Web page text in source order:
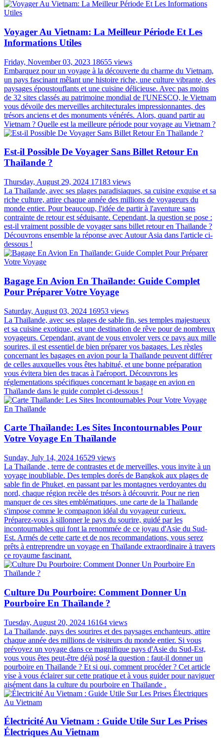
Voyager Au Vietnam: La Meilleur Période Et Les
Informations Utiles
Friday, November 03, 2023 18655 views
Embarquez pour un voyage à la découverte du charme du Vietnam,
un pays fascinant mêlant une histoire riche, une culture vibrante, des
paysages époustouflants et une cuisine délicieuse. Avec pas moins
de 32 sites classés au patrimoine mondial de l'UNESCO, le Vietnam
vous dévoile des merveilles architecturales impressionnantes, des
trésors anciens et des monuments vénérés. Alors, quand partir au
Vietnam ? Quelle est la meilleure période pour voyage au Vietnam ?
Est-il Possible De Voyager Sans Billet Retour En
Thaïlande ?
Thursday, August 29, 2024 17183 views
La Thaïlande, avec ses plages paradisiaques, sa cuisine exquise et sa
riche culture, attire chaque année des millions de voyageurs du
monde entier. Pour beaucoup, l'idée de partir à l'aventure sans
contrainte de retour est séduisante. Cependant, la question se pose :
est-il vraiment possible de voyager sans billet retour en Thaïlande ?
Découvrons ensemble la réponse avec Autour Asia dans l'article ci-
dessous !
Bagage En Avion En Thaïlande: Guide Complet
Pour Préparer Votre Voyage
Saturday, August 03, 2024 16953 views
La Thaïlande, avec ses plages de sable fin, ses temples majestueux
et sa cuisine exotique, est une destination de rêve pour de nombreux
voyageurs. Cependant, avant de vous envoler vers ce pays aux mille
sourires, il est essentiel de bien préparer vos bagages. Les règles
concernant les bagages en avion pour la Thaïlande peuvent différer
de celles auxquelles vous êtes habitué, et une bonne préparation
vous évitera bien des tracas à l'aéroport. Découvrons les
réglementations spécifiques concernant le bagage en avion en
Thaïlande dans le guide complet ci-dessous !
Carte Thaïlande: Les Sites Incontournables Pour
Votre Voyage En Thaïlande
Sunday, July 14, 2024 16529 views
La Thaïlande , terre de contrastes et de merveilles, vous invite à un
voyage inoubliable. Des temples dorés de Bangkok aux plages de
sable fin de Phuket, en passant par les montagnes verdoyantes du
nord, chaque région recèle des trésors à découvrir. Pour ne rien
manquer de ces sites emblématiques, une carte de la Thaïlande
s'impose comme le compagnon idéal du voyageur curieux.
Préparez-vous à sillonner le pays du sourire, guidé par les
incontournables qui font la renommée de ce joyau d'Asie du Sud-
Est. Armés de cette carte et de nos recommandations, vous serez
prêts à entreprendre un voyage en Thaïlande extraordinaire à travers
ce royaume fascinant.
Culture Du Pourboire: Comment Donner Un
Pourboire En Thaïlande ?
Tuesday, August 20, 2024 16164 views
La Thaïlande, pays des sourires et des paysages enchanteurs, attire
chaque année des millions de visiteurs du monde entier. Si vous
prévoyez un voyage dans ce magnifique pays d'Asie du Sud-Est,
vous vous êtes peut-être déjà posé la question : faut-il donner un
pourboire en Thaïlande ? Et si oui, comment procéder ? Cet article
vise à vous éclairer sur cette pratique et à vous guider pour naviguer
aisément dans la culture du pourboire en Thaïlande .
Électricité Au Vietnam : Guide Utile Sur Les Prises
Électriques Au Vietnam